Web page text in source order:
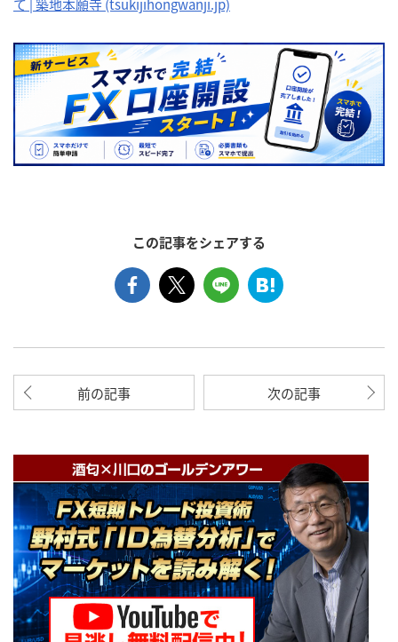
て | 築地本願寺 (tsukijihongwanji.jp)
この記事をシェアする
前の記事 次の記事